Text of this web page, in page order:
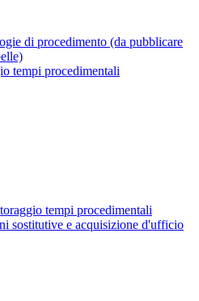
di procedimento (da pubblicare
tempi procedimentali
tempi procedimentali
sostitutive e acquisizione d'ufficio